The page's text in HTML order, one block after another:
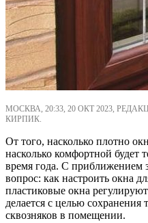
МОСКВА, 20:33, 20 ОКТ 2023,
КИРПИК.
От того, насколько плотно
насколько комфортной будет
время года. С приближением
вопрос: как настроить окна
пластиковые окна
делается с целью сохранения
сквозняков в помещении.